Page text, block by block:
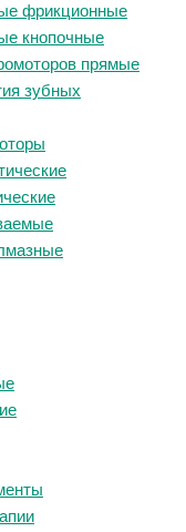
фрикционные
кнопочные
прямые
зубных